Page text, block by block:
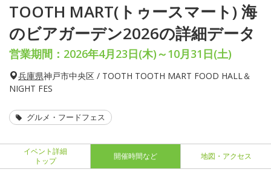
TOOTH MART(トゥースマート) 海
のビアガーデン2026の詳細データ
営業期間：2026年4月23日(木)～10月31日(土)
兵庫県神戸市中央区 / TOOTH TOOTH MART FOOD HALL＆
NIGHT FES
グルメ・フードフェス
イベント詳細
トップ
開催時間など 地図・アクセス